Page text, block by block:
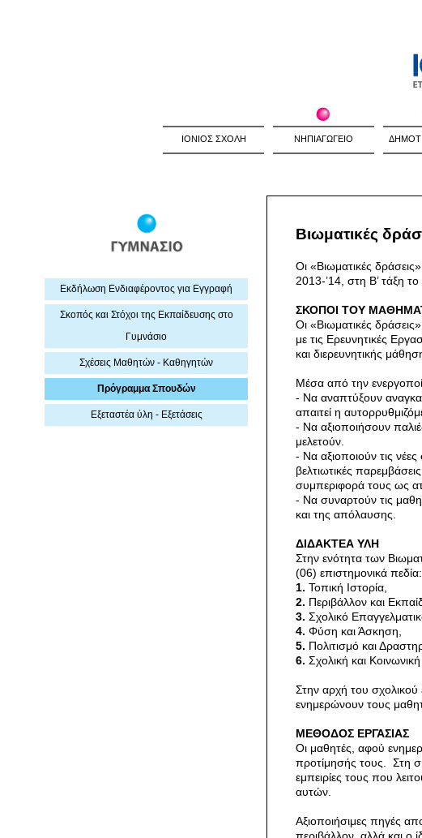
ΙΟΝΙΟΣ ΣΧΟΛΗ ΝΗΠΙΑΓΩΓΕΙΟ
Εκδήλωση Eνδιαφέροντος για Εγγραφή
Σκοπός και Στόχοι της Εκπαίδευσης στο
Γυμνάσιο
Σχέσεις Μαθητών - Καθηγητών
Πρόγραμμα Σπουδών
Εξεταστέα ύλη - Εξετάσεις
Βιωματικές
Οι «Βιωματικές
2013-’14, στη Β’ τάξη
ΣΚΟΠΟΙ ΤΟΥ
Οι «Βιωματικές
με τις Ερευνητικές
και διερευνητικής
Μέσα από την
- Να αναπτύξουν
απαιτεί η
- Να αξιοποιήσουν
μελετούν.
- Να αξιοποιούν τις
βελτιωτικές
συμπεριφορά τους ως
- Να συναρτούν τις
και της απόλαυσης.
ΔΙΔΑΚΤΕΑ ΥΛΗ
Στην ενότητα των
(06) επιστημονικά πεδία:
1. Τοπική Ιστορία,
2. Περιβάλλον και
3. Σχολικό
4. Φύση και Άσκηση,
5. Πολιτισμό και
6. Σχολική και
Στην αρχή του σχολικού
ενημερώνουν τους
ΜΕΘΟΔΟΣ ΕΡΓΑΣΙΑΣ
Οι μαθητές, αφού
προτίμησής τους. Στη
εμπειρίες τους που
αυτών.
Αξιοποιήσιμες πηγές
περιβάλλον, αλλά και ο